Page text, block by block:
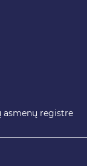
asmenų registre